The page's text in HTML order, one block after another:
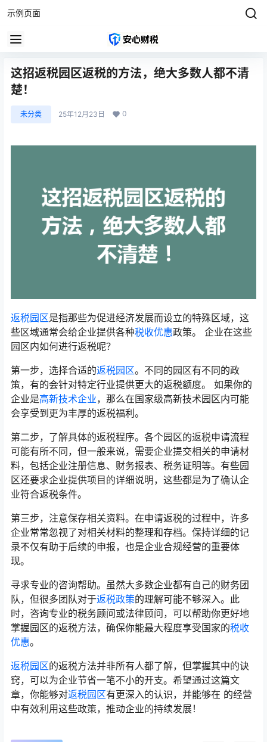
示例页面
这招返税园区返税的方法，绝大多数人都不清
楚！
未分类 25年12月23日 0
返税园区是指那些为促进经济发展而设立的特殊区域，这
些区域通常会给企业提供各种税收优惠政策。 企业在这些
园区内如何进行返税呢？
第一步，选择合适的返税园区。不同的园区有不同的政
策，有的会针对特定行业提供更大的返税额度。 如果你的
企业是高新技术企业，那么在国家级高新技术园区内可能
会享受到更为丰厚的返税福利。
第二步，了解具体的返税程序。各个园区的返税申请流程
可能有所不同，但一般来说，需要企业提交相关的申请材
料，包括企业注册信息、财务报表、税务证明等。有些园
区还要求企业提供项目的详细说明，这些都是为了确认企
业符合返税条件。
第三步，注意保存相关资料。在申请返税的过程中，许多
企业常常忽视了对相关材料的整理和存档。保持详细的记
录不仅有助于后续的申报，也是企业合规经营的重要体
现。
寻求专业的咨询帮助。虽然大多数企业都有自己的财务团
队，但很多团队对于返税政策的理解可能不够深入。此
时，咨询专业的税务顾问或法律顾问，可以帮助你更好地
掌握园区的返税方法，确保你能最大程度享受国家的税收
优惠。
返税园区的返税方法并非所有人都了解，但掌握其中的诀
窍，可以为企业节省一笔不小的开支。希望通过这篇文
章，你能够对返税园区有更深入的认识，并能够在 的经营
中有效利用这些政策，推动企业的持续发展！